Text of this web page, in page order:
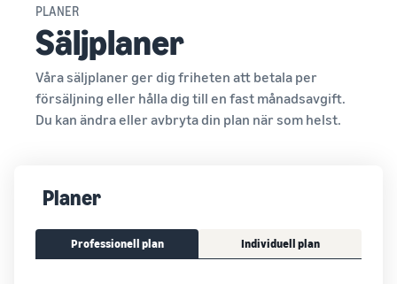
PLANER
Säljplaner
Våra säljplaner ger dig friheten att betala per
försäljning eller hålla dig till en fast månadsavgift.
Du kan ändra eller avbryta din plan när som helst.
Planer
Professionell plan Individuell plan